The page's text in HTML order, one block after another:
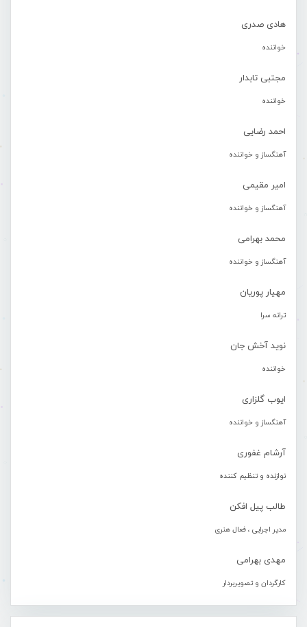
هادی صدری
خواننده
مجتبی تابدار
خواننده
احمد رضایی
آهنگساز و خواننده
امیر مقیمی
آهنگساز و خواننده
محمد بهرامی
آهنگساز و خواننده
مهیار پوریان
ترانه سرا
نوید آخش جان
خواننده
ایوب گلزاری
آهنگساز و خواننده
آرشام غفوری
نوازنده و تنظیم کننده
طالب پیل افکن
مدیر اجرایی ، فعال هنری
مهدی بهرامی
کارگردان و تصویربردار